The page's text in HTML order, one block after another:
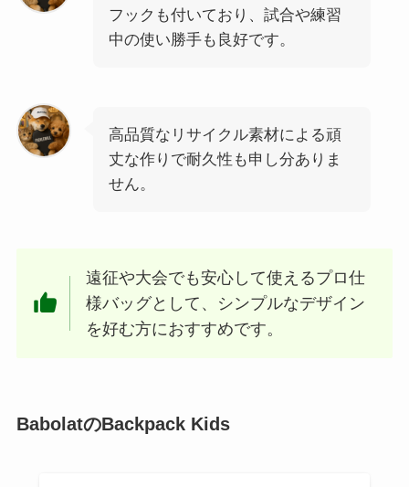
フックも付いており、試合や練習
中の使い勝手も良好です。
高品質なリサイクル素材による頑
丈な作りで耐久性も申し分ありま
せん。
遠征や大会でも安心して使えるプロ仕
様バッグとして、シンプルなデザイン
を好む方におすすめです。
BabolatのBackpack Kids